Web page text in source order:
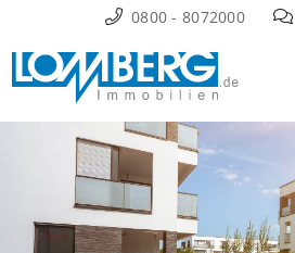
Inhalt
springen
0800 - 8072000